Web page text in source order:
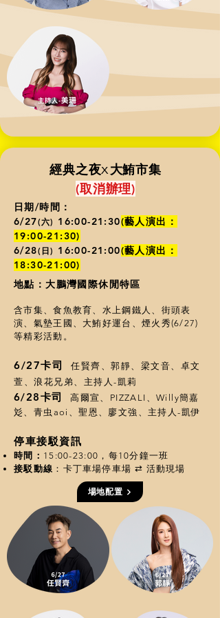
​經典之夜x大鮪市集
(​取消辦理)
日期/時間：
6/27(六) 16:00-21:30(藝人演出：
19:00-21:30)
6/28(日) 16:00-21:00(藝人演出：
18:30-21 :00)
地點：大鵬灣國際休閒特區
含市集、食魚教育、水上鋼鐵人、街頭表
演、氣墊王國、大鮪好運台、煙火秀(6/27)
等精彩活動。
6/27卡司 任賢齊、郭靜、梁文音、卓文
萱、浪花兄弟、主持人-凱莉
6/28卡司
高爾宣、PIZZALI、Willy簡嘉
彣、青虫aoi、聖恩、廖文強、主持人-凱伊
停車接駁資訊
時間： 15:00-23:00，每10分鐘一班
接駁動線 ： 卡丁車場停車場 ⇄ 活動現場
場地配置